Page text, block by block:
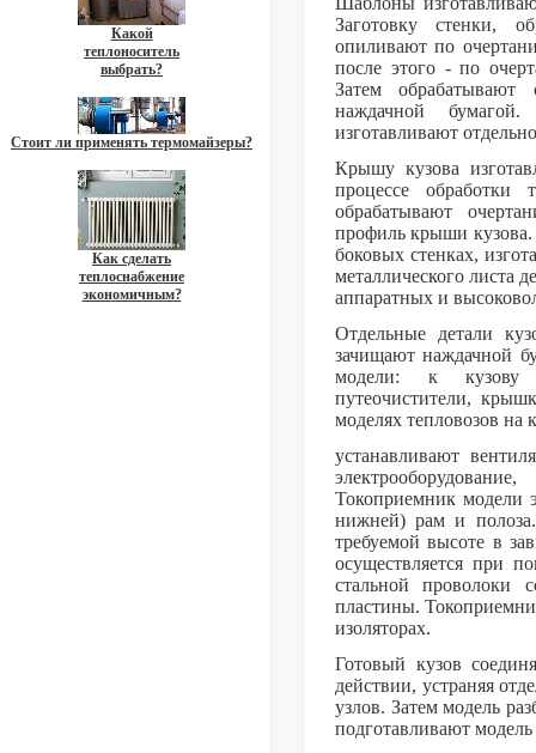
Какой
теплоноситель
выбрать?
Стоит ли применять термомайзеры?
Как сделать
теплоснабжение
экономичным?
Заготовку стенки,
опиливают по
после этого - по
Затем обрабатывают
наждачной
изготавливают
Крышу кузова
процессе
обрабатывают
профиль крыши кузова.
боковых стенках,
металлического листа
аппаратных и
Отдельные детали
зачищают наждачной
модели: к кузову
путеочистители,
моделях тепловозов на
устанавливают
Токоприемник модели
нижней) рам и
требуемой высоте в
осуществляется при
стальной проволоки
пластины.
изоляторах.
Готовый кузов
действии, устраняя
узлов. Затем модель
подготавливают модель